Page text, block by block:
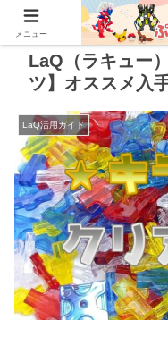
LaQ（ラキュー
ツ】オススメ入
LaQ活用ガイド
メニュー